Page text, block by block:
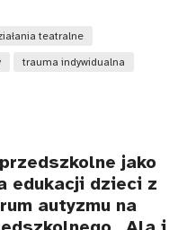
teatralne
trauma indywidualna
jako
edukacji dzieci z
autyzmu na